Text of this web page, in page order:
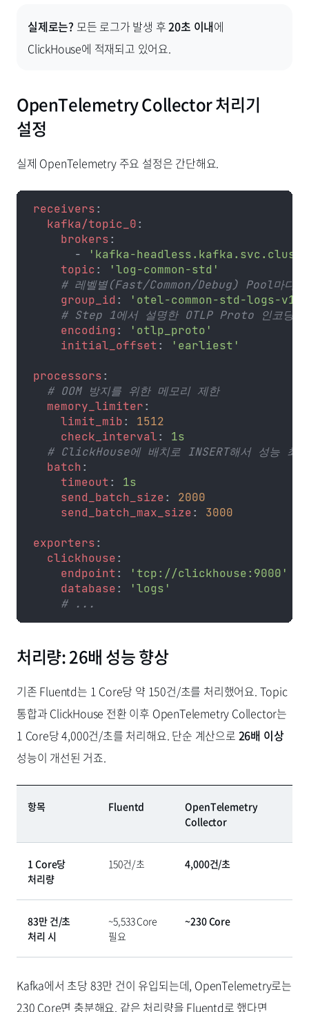
실제로는? 모든 로그가 발생 후20초 이내에
ClickHouse에 적재되고 있어요.
OpenTelemetry Collector 처리기
설정
실제 OpenTelemetry 주요 설정은 간단해요.
receivers:
  kafka/topic_0
:
    brokers
:
      -
'kafka-
    topic
:
'log-common-std'
# 레벨별(Fast/Common/Debug) Pool마다
    group_id
:
'otel-common-std-logs-v1'
# Step 1에서 설명한 OTLP Proto 인코딩으
    encoding
:
'otlp_proto'
    initial_offset
: 'earliest'
processors:
  # OOM 방지를 위한 메모리 제한
  memory_limiter
:
    limit_mib
: 1512
    check_interval
: 1s
# ClickHouse에 배치로 INSERT해서 성능 최
  batch
:
    timeout
: 1s
    send_batch_size
: 2000
    send_batch_max_size
: 3000
exporters:
  clickhouse
:
    endpoint
:
'tcp://clickhouse:9000'
    database
:
'logs'
    # ...
처리량: 26배 성능 향상
기존 Fluentd는 1 Core당 약 150건/초를 처리했어요. Topic
통합과 ClickHouse 전환 이후 OpenTelemetry Collector는
1 Core당 4,000건/초를 처리해요. 단순 계산으로 26배 이상
성능이 개선된 거죠.
항목 Fluentd
OpenTelemetry
Collector
1 Core당
처리량
150건/초 4,000건/초
83만 건/초
처리 시
~5,533 Core
필요
~230 Core
Kafka에서 초당 83만 건이 유입되는데, OpenTelemetry로는
230 Core면 충분해요. 같은 처리량을 Fluentd로 했다면